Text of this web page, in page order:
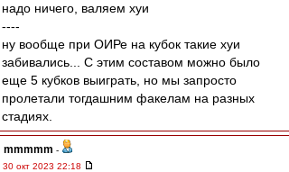
надо ничего, валяем хуи
----
ну вообще при ОИРе на кубок такие хуи
забивались... С этим составом можно было
еще 5 кубков выиграть, но мы запросто
пролетали тогдашним факелам на разных
стадиях.
mmmmm -
30 окт 2023 22:18